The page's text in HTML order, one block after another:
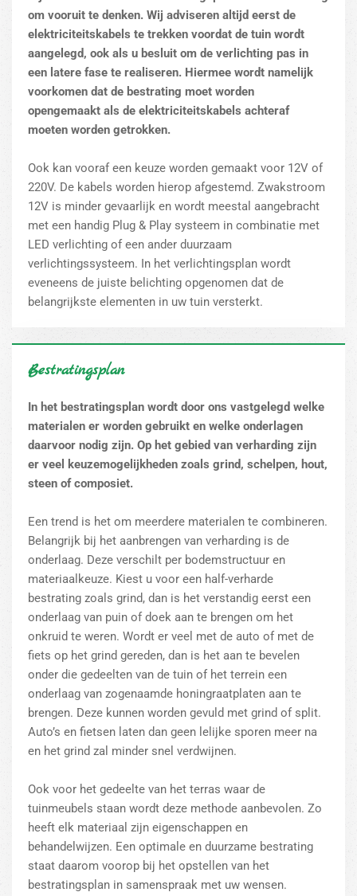
om vooruit te denken. Wij adviseren altijd eerst de
elektriciteitskabels te trekken voordat de tuin wordt
aangelegd, ook als u besluit om de verlichting pas in
een latere fase te realiseren. Hiermee wordt namelijk
voorkomen dat de bestrating moet worden
opengemaakt als de elektriciteitskabels achteraf
moeten worden getrokken.
Ook kan vooraf een keuze worden gemaakt voor 12V of
220V. De kabels worden hierop afgestemd. Zwakstroom
12V is minder gevaarlijk en wordt meestal aangebracht
met een handig Plug & Play systeem in combinatie met
LED verlichting of een ander duurzaam
verlichtingssysteem. In het verlichtingsplan wordt
eveneens de juiste belichting opgenomen dat de
belangrijkste elementen in uw tuin versterkt.
Bestratingsplan
In het bestratingsplan wordt door ons vastgelegd welke
materialen er worden gebruikt en welke onderlagen
daarvoor nodig zijn. Op het gebied van verharding zijn
er veel keuzemogelijkheden zoals grind, schelpen, hout,
steen of composiet.
Een trend is het om meerdere materialen te combineren.
Belangrijk bij het aanbrengen van verharding is de
onderlaag. Deze verschilt per bodemstructuur en
materiaalkeuze. Kiest u voor een half-verharde
bestrating zoals grind, dan is het verstandig eerst een
onderlaag van puin of doek aan te brengen om het
onkruid te weren. Wordt er veel met de auto of met de
fiets op het grind gereden, dan is het aan te bevelen
onder die gedeelten van de tuin of het terrein een
onderlaag van zogenaamde honingraatplaten aan te
brengen. Deze kunnen worden gevuld met grind of split.
Auto’s en fietsen laten dan geen lelijke sporen meer na
en het grind zal minder snel verdwijnen.
Ook voor het gedeelte van het terras waar de
tuinmeubels staan wordt deze methode aanbevolen. Zo
heeft elk materiaal zijn eigenschappen en
behandelwijzen. Een optimale en duurzame bestrating
staat daarom voorop bij het opstellen van het
bestratingsplan in samenspraak met uw wensen.